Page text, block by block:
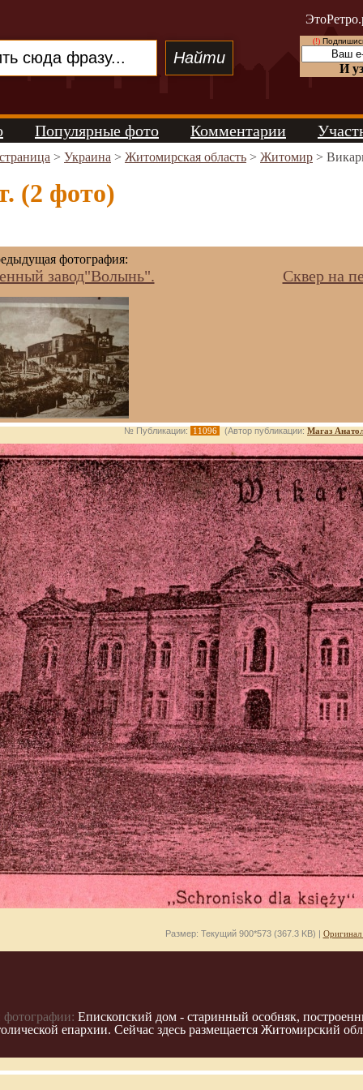
(!)
И
Популярные фото Комментарии
> Украина > Житомирская область > Житомир >
(2 фото)
фотография:
завод"Волынь". Сквер на
№ Публикации: 11096 (Автор публикации: Магаз
Размер: Текущий 900*573 (367.3 KB) |
фотографии: Епископский дом - старинный особняк,
епархии. Сейчас здесь размещается Житомирский